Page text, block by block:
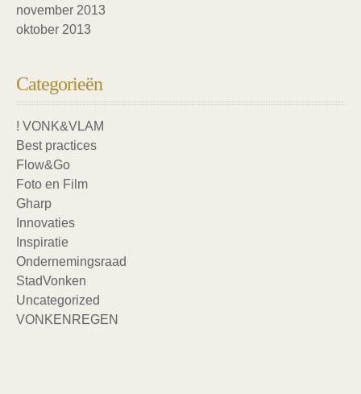
november 2013
oktober 2013
Categorieën
! VONK&VLAM
Best practices
Flow&Go
Foto en Film
Gharp
Innovaties
Inspiratie
Ondernemingsraad
StadVonken
Uncategorized
VONKENREGEN